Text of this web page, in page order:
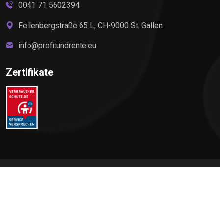
0041 71 5602394
Fellenbergstraße 65 L, CH-9000 St. Gallen
info@profitundrente.eu
Zertifikate